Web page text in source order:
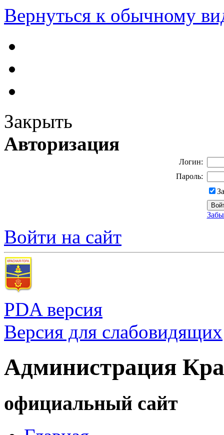
Вернуться к обычному
Закрыть
Авторизация
Логин:
Пароль:
Войти на сайт
PDA версия
Версия для слабовидящих
Администрация
официальный сайт